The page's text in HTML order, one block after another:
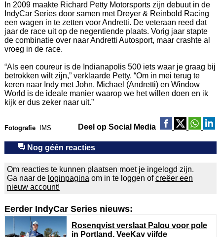
In 2009 maakte Richard Petty Motorsports zijn debuut in de
IndyCar Series door samen met Dreyer & Reinbold Racing
een wagen in te zetten voor Andretti. De veteraan reed dat
jaar de race uit op de negentiende plaats. Vorig jaar stapte
de combinatie over naar Andretti Autosport, maar crashte al
vroeg in de race.
“Als een coureur is de Indianapolis 500 iets waar je graag bij
betrokken wilt zijn,” verklaarde Petty. “Om in mei terug te
keren naar Indy met John, Michael (Andretti) en Window
World is de ideale manier waarop we het willen doen en ik
kijk er dus zeker naar uit.”
Fotografie IMS Deel op Social Media
Nog géén reacties
Om reacties te kunnen plaatsen moet je ingelogd zijn.
Ga naar de loginpagina om in te loggen ofcreëer een
nieuw account!
Eerder IndyCar Series nieuws:
Rosenqvist verslaat Palou voor pole
in Portland, VeeKay vijfde